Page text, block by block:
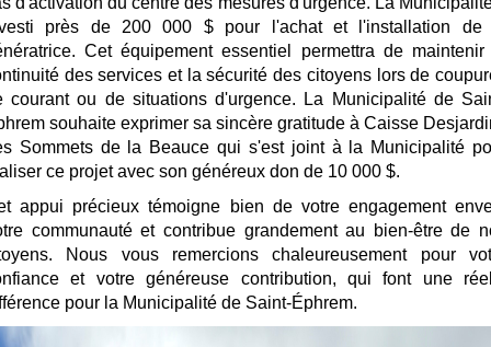
près de 200 000 $ pour l'achat et l'installation de
Cet équipement essentiel permettra de maintenir
des services et la sécurité des citoyens lors de
courant ou de situations d'urgence. La Municipalité de
souhaite exprimer sa sincère gratitude à Caisse
Sommets de la Beauce qui s'est joint à la Municipalité
ce projet avec son généreux don de 10 000 $.
appui précieux témoigne bien de votre engagement
communauté et contribue grandement au bien-être de
Nous vous remercions chaleureusement pour
et votre généreuse contribution, qui font une
pour la Municipalité de Saint-Éphrem.